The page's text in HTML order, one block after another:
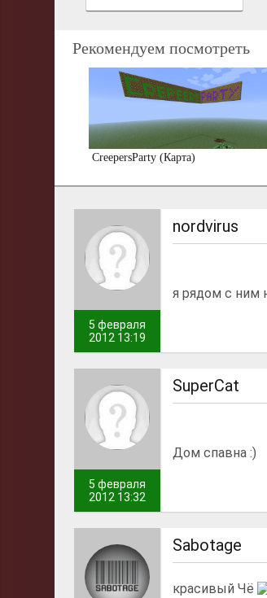
Рекомендуем посмотреть
CreepersParty (Карта)
5 февраля
2012 13:19
nordvirus
я рядом с ним
5 февраля
2012 13:32
SuperCat
Дом спавна :)
Sabotage
красивый Чё